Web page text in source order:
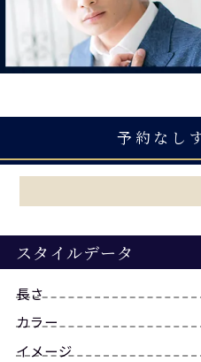
予約なし
スタイルデータ
長さ
カラー
イメージ